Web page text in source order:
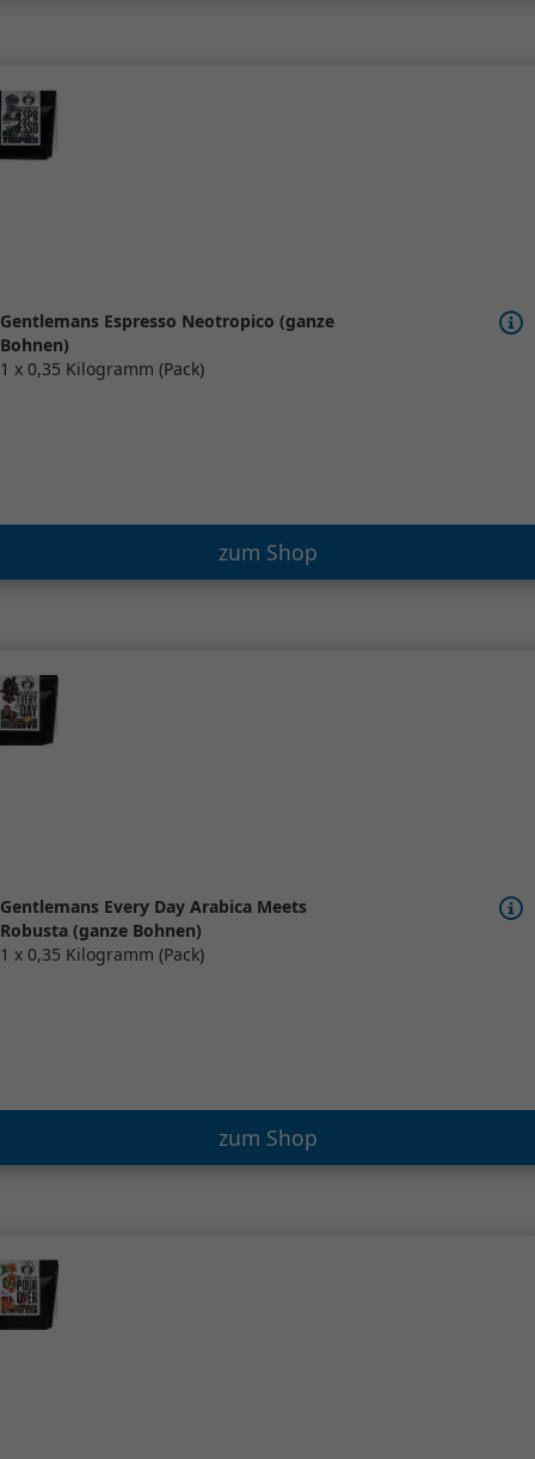
Gentlemans Espresso Neotropico (ganze
Bohnen)
1 x 0,35 Kilogramm (Pack)
zum Shop
Gentlemans Every Day Arabica Meets
Robusta (ganze Bohnen)
1 x 0,35 Kilogramm (Pack)
zum Shop